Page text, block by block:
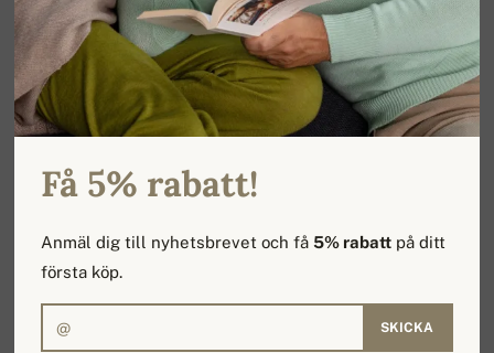
Få 5% rabatt!
Anmäl dig till nyhetsbrevet och få5% rabatt på ditt
första köp.
SKICKA